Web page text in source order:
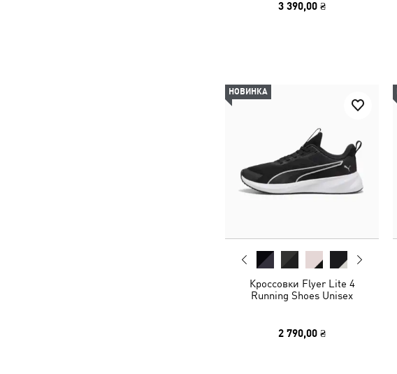
3 390,00 ₴
НОВИНКА
Кроссовки Flyer Lite 4
Running Shoes Unisex
2 790,00 ₴